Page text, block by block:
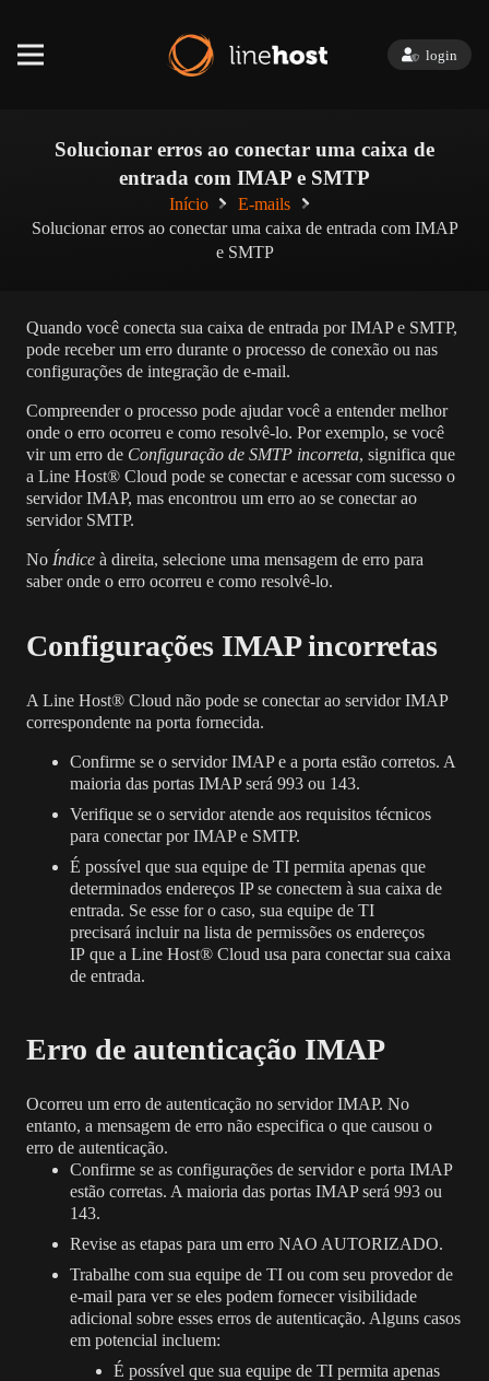
login
Solucionar erros ao conectar uma caixa de
entrada com IMAP e SMTP
Início
E-mails
Solucionar erros ao conectar uma caixa de entrada com IMAP
e SMTP
Quando você conecta sua caixa de entrada por IMAP e SMTP,
pode receber um erro durante o processo de conexão ou nas
configurações de integração de e-mail.
Compreender o processo pode ajudar você a entender melhor
onde o erro ocorreu e como resolvê-lo. Por exemplo, se você
vir um erro de Configuração de SMTP incorreta, significa que
a Line Host® Cloud pode se conectar e acessar com sucesso o
servidor IMAP, mas encontrou um erro ao se conectar ao
servidor SMTP.
No Índice à direita, selecione uma mensagem de erro para
saber onde o erro ocorreu e como resolvê-lo.
Configurações IMAP incorretas
A Line Host® Cloud não pode se conectar ao servidor IMAP
correspondente na porta fornecida.
Confirme se o servidor IMAP e a porta estão corretos. A
maioria das portas IMAP será 993 ou 143.
Verifique se o servidor atende aos requisitos técnicos
para conectar por IMAP e SMTP.
É possível que sua equipe de TI permita apenas que
determinados endereços IP se conectem à sua caixa de
entrada. Se esse for o caso, sua equipe de TI
precisará incluir na lista de permissões os endereços
IP que a Line Host® Cloud usa para conectar sua caixa
de entrada.
Erro de autenticação IMAP
Ocorreu um erro de autenticação no servidor IMAP. No
entanto, a mensagem de erro não especifica o que causou o
erro de autenticação.
Confirme se as configurações de servidor e porta IMAP
estão corretas. A maioria das portas IMAP será 993 ou
143.
Revise as etapas para um erro NAO AUTORIZADO.
Trabalhe com sua equipe de TI ou com seu provedor de
e-mail para ver se eles podem fornecer visibilidade
adicional sobre esses erros de autenticação. Alguns casos
em potencial incluem:
É possível que sua equipe de TI permita apenas